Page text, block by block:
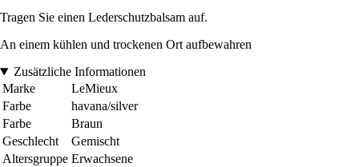
Tragen Sie einen Lederschutzbalsam auf.
An einem kühlen und trockenen Ort aufbewahren
Zusätzliche Informationen
Marke
LeMieux
Farbe
havana/silver
Farbe
Braun
Geschlecht
Gemischt
Altersgruppe Erwachsene